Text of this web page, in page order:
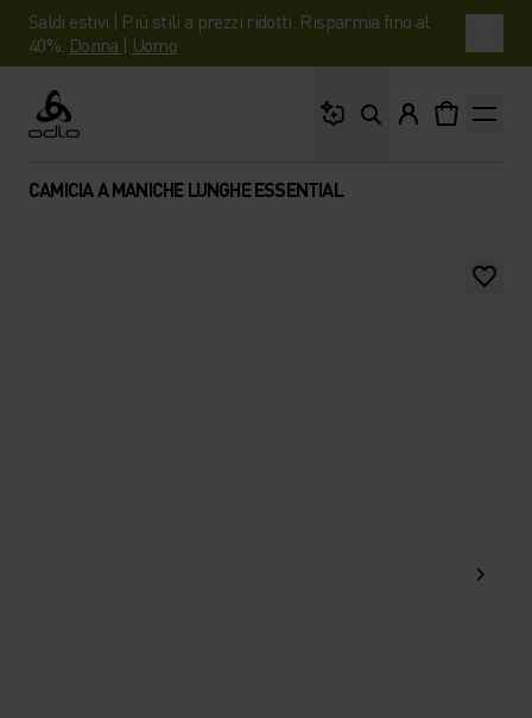
Saldi estivi | Più stili a prezzi ridotti. Risparmia fino al
40%. Donna | Uomo
Odlo
CAMICIA A MANICHE LUNGHE ESSENTIAL